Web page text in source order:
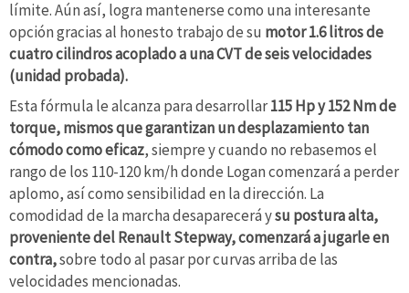
límite. Aún así, logra mantenerse como una interesante
opción gracias al honesto trabajo de su motor 1.6 litros de
cuatro cilindros acoplado a una CVT de seis velocidades
(unidad probada).
Esta fórmula le alcanza para desarrollar115 Hp y 152 Nm de
torque, mismos que garantizan un desplazamiento tan
cómodo como eficaz, siempre y cuando no rebasemos el
rango de los 110-120 km/h donde Logan comenzará a perder
aplomo, así como sensibilidad en la dirección. La
comodidad de la marcha desaparecerá ysu postura alta,
proveniente del Renault Stepway, comenzará a jugarle en
contra,sobre todo al pasar por curvas arriba de las
velocidades mencionadas.